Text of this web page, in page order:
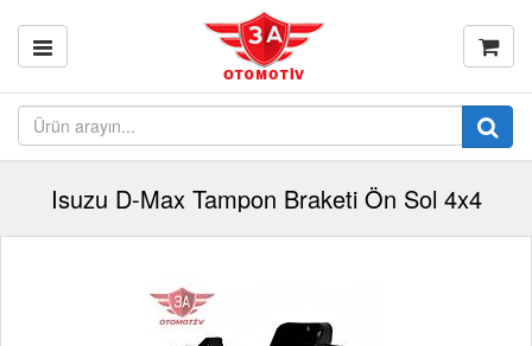
Isuzu D-Max Tampon Braketi Ön Sol 4x4